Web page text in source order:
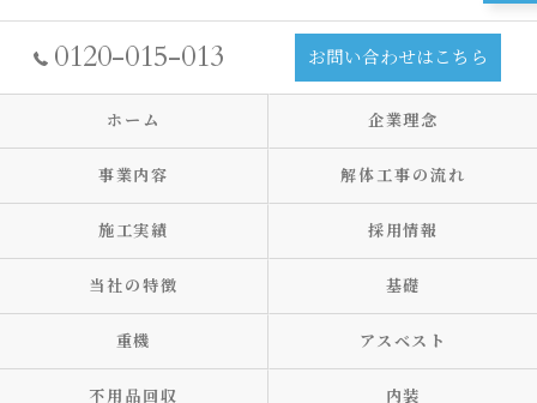
0120-015-013 お問い合わせはこちら
ホーム 企業理念
事業内容 解体工事の流れ
施工実績 採用情報
当社の特徴 基礎
重機 アスベスト
不用品回収 内装